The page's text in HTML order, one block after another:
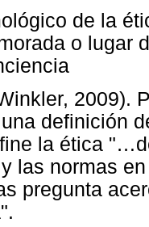
de la
o lugar
2009).
definición
la ética
las normas
pregunta